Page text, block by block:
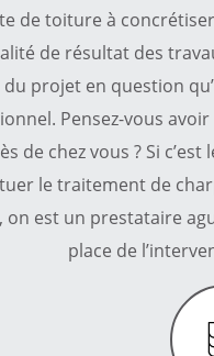
de toiture à concrétiser
de résultat des
projet en question
Pensez-vous
de chez vous ? Si c’est
le traitement de
on est un prestataire
place de